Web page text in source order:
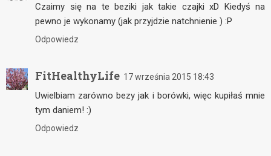
Czaimy się na te beziki jak takie czajki xD Kiedyś na
pewno je wykonamy (jak przyjdzie natchnienie ) :P
Odpowiedz
FitHealthyLife 17 września 2015 18:43
Uwielbiam zarówno bezy jak i borówki, więc kupiłaś mnie
tym daniem! :)
Odpowiedz